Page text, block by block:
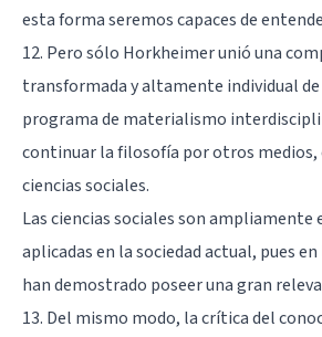
esta forma seremos capaces de
12. Pero sólo Horkheimer unió una
transformada y altamente individual
programa de materialismo
continuar la filosofía por otros medios,
ciencias sociales.
Las ciencias sociales son ampliamente
aplicadas en la sociedad actual, pues
han demostrado poseer una gran
13. Del mismo modo, la crítica del